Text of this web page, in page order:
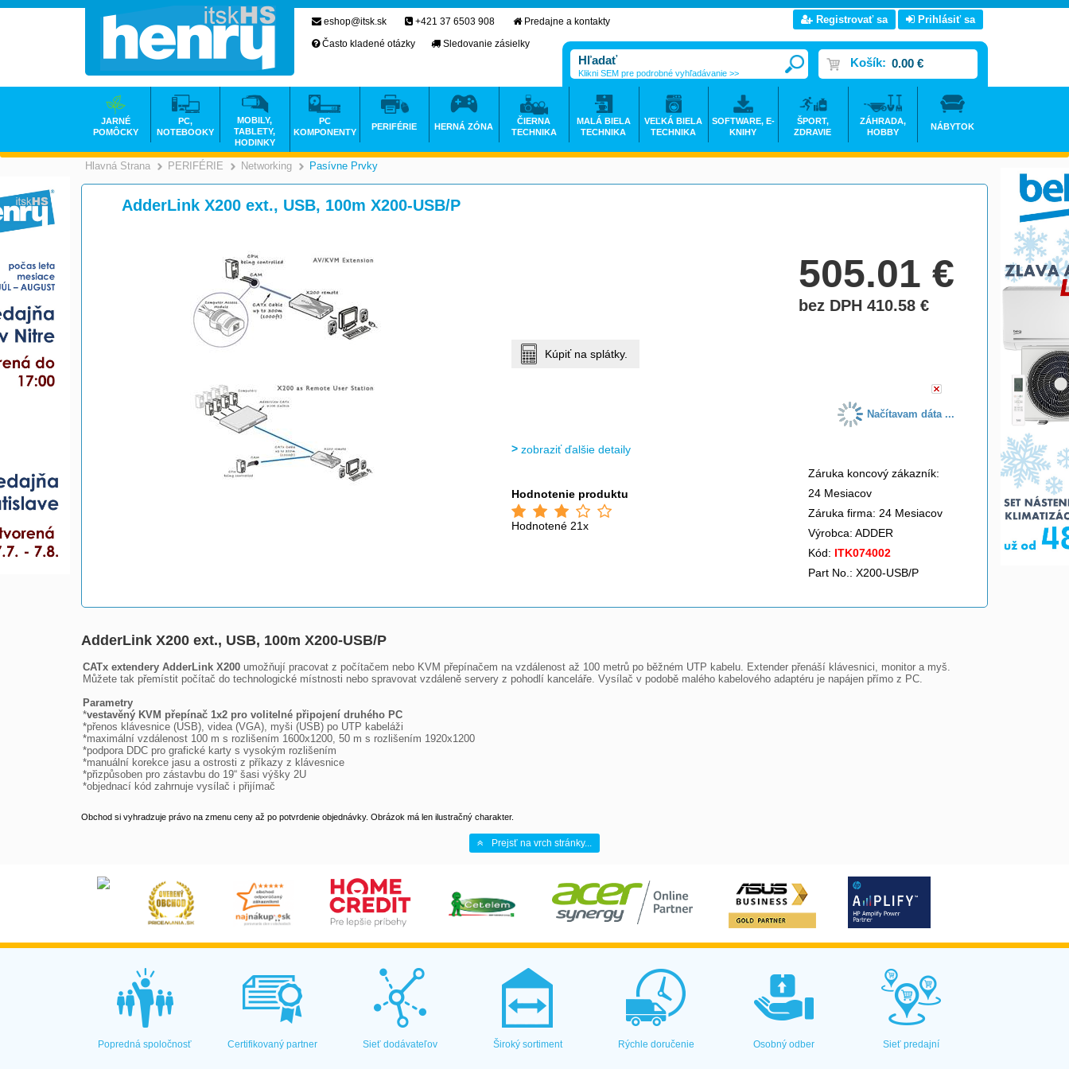
Hlavná Strana >
PERIFÉRIE >
Networking >
Pasívne Prvky
AdderLink X200 ext., USB, 100m X200-USB/P
505.01€
bez DPH 410.58€
Kúpiť na splátky.
Načítavam dáta ...
zobraziť ďalšie detaily
Hodnotenie produktu
Hodnotené 21x
Záruka koncový zákazník:
24 Mesiacov
Záruka firma: 24 Mesiacov
Výrobca: ADDER
Kód: ITK074002
Part No.: X200-USB/P
AdderLink X200 ext., USB, 100m X200-USB/P
CATx extendery AdderLink X200 umožňují pracovat z počítačem nebo KVM přepínačem na vzdálenost až 100 metrů po běžném UTP kabelu. Extender přenáší klávesnici, monitor a myš.
Můžete tak přemístit počítač do technologické místnosti nebo spravovat vzdáleně servery z pohodlí kanceláře. Vysílač v podobě malého kabelového adaptéru je napájen přímo z PC.
Parametry
*vestavěný KVM přepínač 1x2 pro volitelné připojení druhého PC
*přenos klávesnice (USB), videa (VGA), myši (USB) po UTP kabeláži
*maximální vzdálenost 100 m s rozlišením 1600x1200, 50 m s rozlišením 1920x1200
*podpora DDC pro grafické karty s vysokým rozlišením
*manuální korekce jasu a ostrosti z příkazy z klávesnice
*přizpůsoben pro zástavbu do 19“ šasi výšky 2U
*objednací kód zahrnuje vysílač i přijímač
Obchod si vyhradzuje právo na zmenu ceny až po potvrdenie objednávky. Obrázok má len ilustračný charakter.
Prejsť na vrch stránky...
eshop@itsk.sk +421 37 6503 908
Predajne a kontakty
Často kladené otázky
Sledovanie zásielky
Registrovať sa Prihlásiť sa
Košík: 0.00 €
Klikni SEM pre podrobné vyhľadávanie >>
JARNÉ
POMÔCKY
PC,
NOTEBOOKY
MOBILY,
TABLETY,
HODINKY
PC
KOMPONENTY
PERIFÉRIE HERNÁ ZÓNA
ČIERNA
TECHNIKA
MALÁ BIELA
TECHNIKA
VEĽKÁ BIELA
TECHNIKA
SOFTWARE, E-
KNIHY
ŠPORT,
ZDRAVIE
ZÁHRADA,
HOBBY
NÁBYTOK
Popredná spoločnosť Certifikovaný partner Sieť dodávateľov Široký sortiment Rýchle doručenie Osobný odber Sieť predajní